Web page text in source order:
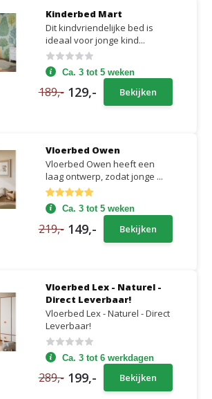
Kinderbed Mart
Dit kindvriendelijke bed is
ideaal voor jonge kind...
Ca. 3 tot 5 weken
189,- 129,- Bekijken
Vloerbed Owen
Vloerbed Owen heeft een
laag ontwerp, zodat jonge ...
Ca. 3 tot 5 weken
219,- 149,- Bekijken
Vloerbed Lex - Naturel -
Direct Leverbaar!
Vloerbed Lex - Naturel - Direct
Leverbaar!
Ca. 3 tot 6 werkdagen
289,- 199,- Bekijken